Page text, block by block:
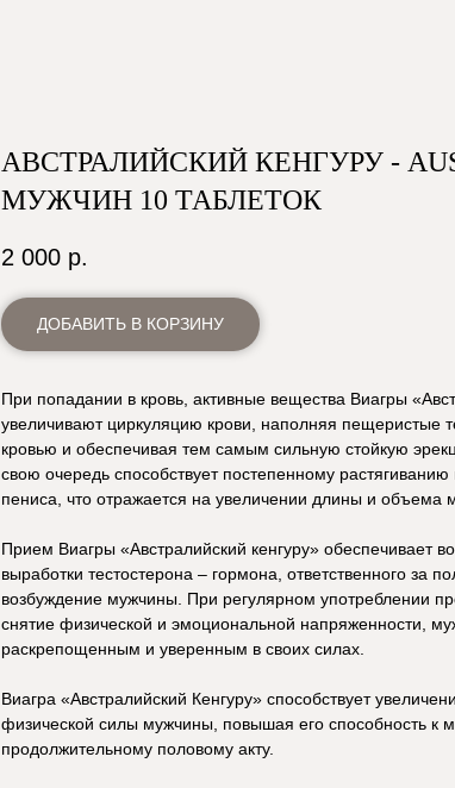
АВСТРАЛИЙСКИЙ КЕНГУРУ -
МУЖЧИН 10 ТАБЛЕТОК
2 000 р.
ДОБАВИТЬ В КОРЗИНУ
При попадании в кровь, активные вещества Виагры
увеличивают циркуляцию крови, наполняя пещеристые
кровью и обеспечивая тем самым сильную стойкую
свою очередь способствует постепенному
пениса, что отражается на увеличении длины и объема
Прием Виагры «Австралийский кенгуру» обеспечивает
выработки тестостерона – гормона, ответственного за
возбуждение мужчины. При регулярном употреблении
снятие физической и эмоциональной напряженности,
раскрепощенным и уверенным в своих силах.
Виагра «Австралийский Кенгуру» способствует
физической силы мужчины, повышая его способность к
продолжительному половому акту.